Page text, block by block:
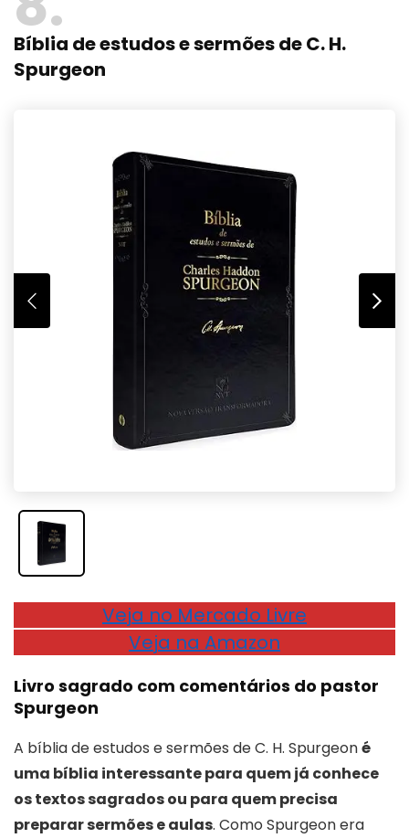
Bíblia de estudos e sermões de C. H.
Spurgeon
Veja no Mercado Livre
Veja na Amazon
Livro sagrado com comentários do pastor
Spurgeon
A bíblia de estudos e sermões de C. H. Spurgeoné
uma bíblia interessante para quem já conhece
os textos sagrados ou para quem precisa
preparar sermões e aulas. Como Spurgeon era